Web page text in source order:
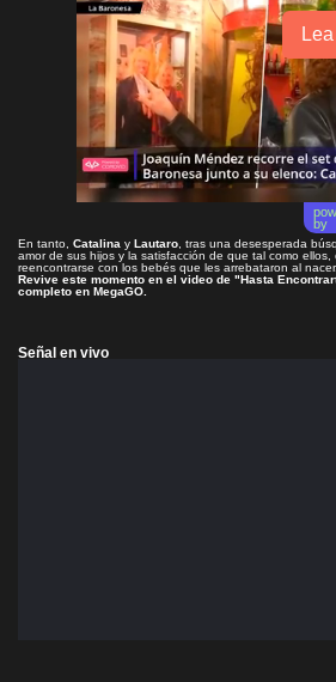
by
En tanto, Catalina y Lautaro , tras una desesperada
amor de sus hijos y la satisfacción de que tal como
reencontrarse con los bebés que les arrebataron al nacer.
Revive este momento en el video de "Hasta
completo en MegaGO
Señal en vivo